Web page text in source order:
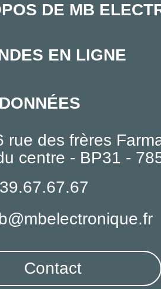
DE MB
EN LIGNE
rue des frères
centre - BP31 -
Contact